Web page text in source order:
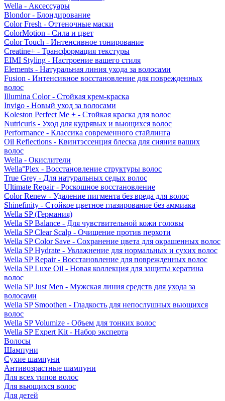
Wella - Аксессуары
Blondor - Блондирование
Color Fresh - Оттеночные маски
ColorMotion - Сила и цвет
Color Touch - Интенсивное тонирование
Creatine+ - Трансформация текстуры
EIMI Styling - Настроение вашего стиля
Elements - Натуральная линия ухода за волосами
Fusion - Интенсивное восстановление для поврежденных
волос
Illumina Color - Стойкая крем-краска
Invigo - Новый уход за волосами
Koleston Perfect Me + - Стойкая краска для волос
Nutricurls - Уход для кудрявых и вьющихся волос
Performance - Классика современного стайлинга
Oil Reflections - Квинтэссенция блеска для сияния ваших
волос
Wella - Окислители
Wella°Plex - Восстановление структуры волос
True Grey - Для натуральных седых волос
Ultimate Repair - Роскошное восстановление
Color Renew - Удаление пигмента без вреда для волос
Shinefinity - Стойкое цветное глазирование без аммиака
Wella SP (Германия)
Wella SP Balance - Для чувствительной кожи головы
Wella SP Clear Scalp - Очищение против перхоти
Wella SP Color Save - Сохранение цвета для окрашенных волос
Wella SP Hydrate - Увлажнение для нормальных и сухих волос
Wella SP Repair - Восстановление для поврежденных волос
Wella SP Luxe Oil - Новая коллекция для защиты кератина
волос
Wella SP Just Men - Мужская линия средств для ухода за
волосами
Wella SP Smoothen - Гладкость для непослушных вьющихся
волос
Wella SP Volumize - Объем для тонких волос
Wella SP Expert Kit - Набор эксперта
Волосы
Шампуни
Сухие шампуни
Антивозрастные шампуни
Для всех типов волос
Для вьющихся волос
Для детей